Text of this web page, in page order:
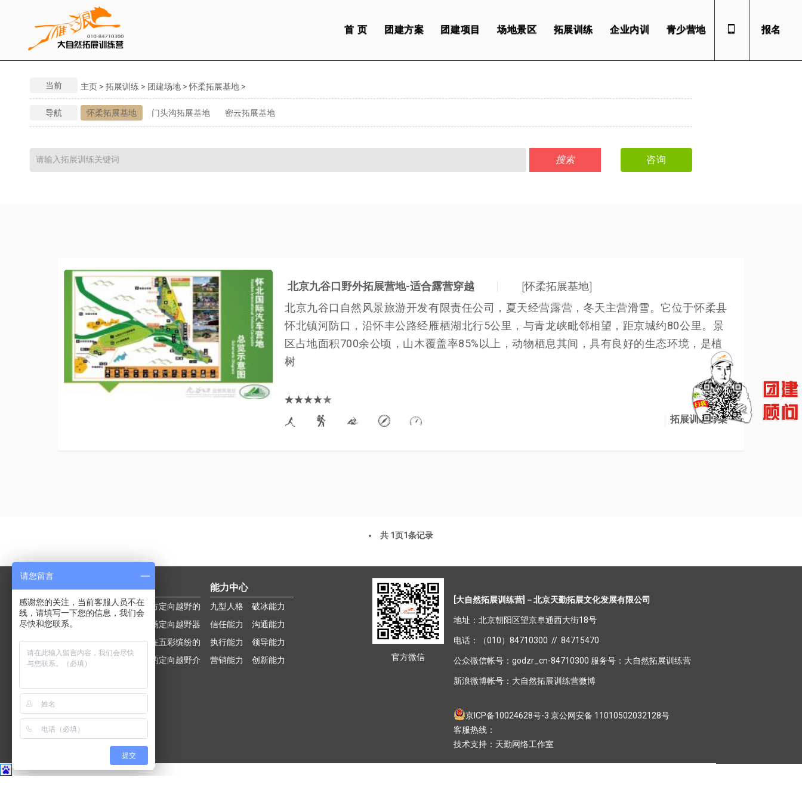
首 页 团建方案 团建项目 场地景区 拓展训练 企业内训 青少营地 报名
当前 主页 > 拓展训练 > 团建场地 >怀柔拓展基地 >
导航 怀柔拓展基地 门头沟拓展基地 密云拓展基地
咨询
北京九谷口野外拓展营地-适合露营穿越 [怀柔拓展基地]
北京九谷口自然风景旅游开发有限责任公司，夏天经营露营，冬天主营滑雪。它位于怀柔县
怀北镇河防口，沿怀丰公路经雁栖湖北行5公里，与青龙峡毗邻相望，距京城约80公里。景
区占地面积700余公顷，山木覆盖率85%以上，动物栖息其间，具有良好的生态环境，是植
树
拓展训练方案
共 1页1条记录
拓展训练
经典拓展团
建
红建活动团
建
企业沙盘团
建
定向闯关团
建
大侦探团建夏日专题团
建
主题团建团
趣味团建团
定向越野
野外辨别方定向越野的
技能
定向越野场
地
定向越野器
材
定向运动在五彩缤纷的
定向运动世
定向运动的定向越野介
能力中心
九型人格
破冰能力
信任能力
沟通能力
执行能力
领导能力
营销能力
创新能力 官方微信
[大自然拓展训练营] －北京天勤拓展文化发展有限公司
地址：北京朝阳区望京阜通西大街18号
电话：（010）84710300 // 84715470
公众微信帐号：godzr_cn-84710300 服务号：大自然拓展训练营
新浪微博帐号： 大自然拓展训练营微博
京ICP备10024628号-3 京公网安备 11010502032128号
客服热线：
技术支持： 天勤网络工作室
请您留言
感谢您的关注，当前客服人员不在
线，请填写一下您的信息，我们会
尽快和您联系。
提交